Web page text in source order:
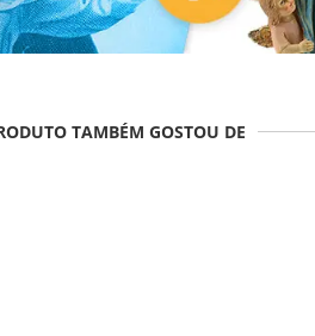
TAMBÉM GOSTOU DE